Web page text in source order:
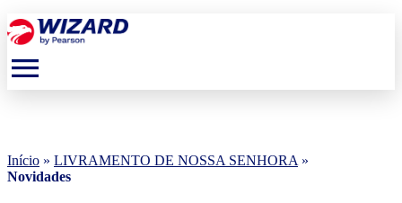
menu
Início » LIVRAMENTO DE NOSSA SENHORA »
Novidades